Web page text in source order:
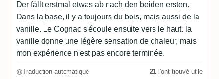
Der fällt erstmal etwas ab nach den beiden ersten.
Dans la base, il y a toujours du bois, mais aussi de la
vanille. Le Cognac s'écoule ensuite vers le haut, la
vanille donne une légère sensation de chaleur, mais
mon expérience n'est pas encore terminée.
Traduction automatique 21 l'ont trouvé utile